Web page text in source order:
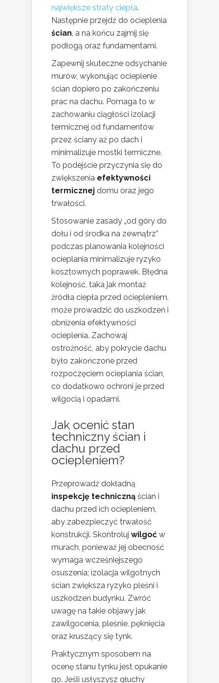
największe straty ciepła.
Następnie przejdź do ocieplenia
ścian , a na końcu zajmij się
podłogą oraz fundamentami.
Zapewnij skuteczne odsychanie
murów, wykonując ocieplenie
ścian dopiero po zakończeniu
prac na dachu. Pomaga to w
zachowaniu ciągłości izolacji
termicznej od fundamentów
przez ściany aż po dach i
minimalizuje mostki termiczne.
To podejście przyczynia się do
zwiększenia efektywności
termicznej domu oraz jego
trwałości.
Stosowanie zasady „od góry do
dołu i od środka na zewnątrz”
podczas planowania kolejności
ocieplania minimalizuje ryzyko
kosztownych poprawek. Błędna
kolejność, taka jak montaż
źródła ciepła przed ociepleniem,
może prowadzić do uszkodzeń i
obniżenia efektywności
ocieplenia. Zachowaj
ostrożność, aby pokrycie dachu
było zakończone przed
rozpoczęciem ocieplania ścian,
co dodatkowo ochroni je przed
wilgocią i opadami.
Jak ocenić stan
techniczny ścian i
dachu przed
ociepleniem?
Przeprowadź dokładną
inspekcję techniczną ścian i
dachu przed ich ociepleniem,
aby zabezpieczyć trwałość
konstrukcji. Skontroluj wilgoć w
murach, ponieważ jej obecność
wymaga wcześniejszego
osuszenia; izolacja wilgotnych
ścian zwiększa ryzyko pleśni i
uszkodzeń budynku. Zwróć
uwagę na takie objawy jak
zawilgocenia, pleśnie, pęknięcia
oraz kruszący się tynk.
Praktycznym sposobem na
ocenę stanu tynku jest opukanie
go. Jeśli usłyszysz głuchy